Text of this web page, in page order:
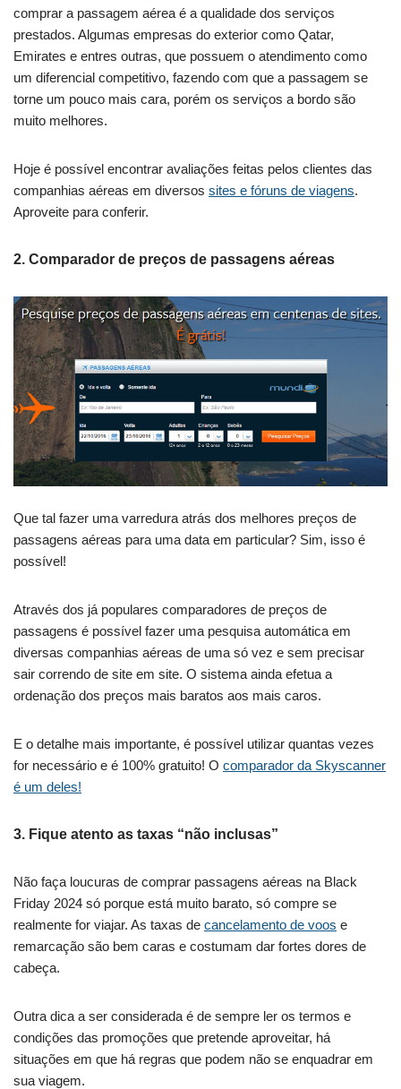
comprar a passagem aérea é a qualidade dos serviços
prestados. Algumas empresas do exterior como Qatar,
Emirates e entres outras, que possuem o atendimento como
um diferencial competitivo, fazendo com que a passagem se
torne um pouco mais cara, porém os serviços a bordo são
muito melhores.
Hoje é possível encontrar avaliações feitas pelos clientes das
companhias aéreas em diversos sites e fóruns de viagens.
Aproveite para conferir.
2. Comparador de preços de passagens aéreas
Que tal fazer uma varredura atrás dos melhores preços de
passagens aéreas para uma data em particular? Sim, isso é
possível!
Através dos já populares comparadores de preços de
passagens é possível fazer uma pesquisa automática em
diversas companhias aéreas de uma só vez e sem precisar
sair correndo de site em site. O sistema ainda efetua a
ordenação dos preços mais baratos aos mais caros.
E o detalhe mais importante, é possível utilizar quantas vezes
for necessário e é 100% gratuito! O comparador da Skyscanner
é um deles!
3. Fique atento as taxas “não inclusas”
Não faça loucuras de comprar passagens aéreas na Black
Friday 2024 só porque está muito barato, só compre se
realmente for viajar. As taxas de cancelamento de voos e
remarcação são bem caras e costumam dar fortes dores de
cabeça.
Outra dica a ser considerada é de sempre ler os termos e
condições das promoções que pretende aproveitar, há
situações em que há regras que podem não se enquadrar em
sua viagem.